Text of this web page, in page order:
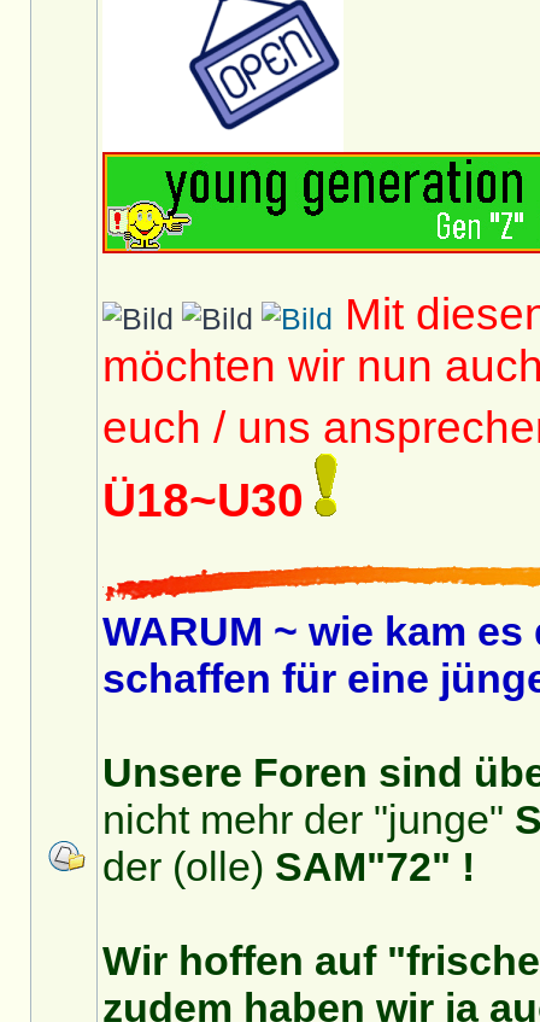
Mit
möchten wir nun
euch / uns
Ü18~U30
WARUM ~ wie kam
schaffen für eine
Unsere Foren sind
nicht mehr der "junge"
der (olle) SAM"72" !
Wir hoffen auf
zudem haben wir ja